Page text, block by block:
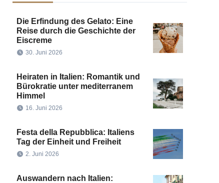
Die Erfindung des Gelato: Eine
Reise durch die Geschichte der
Eiscreme
30. Juni 2026
Heiraten in Italien: Romantik und
Bürokratie unter mediterranem
Himmel
16. Juni 2026
Festa della Repubblica: Italiens
Tag der Einheit und Freiheit
2. Juni 2026
Auswandern nach Italien: